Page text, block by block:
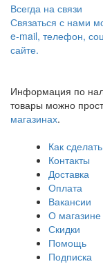
Всегда на связи
Связаться с нами
e-mail, телефон,
сайте.
Информация по
товары можно
магазинах.
Как
Контакты
Доставка
Оплата
Вакансии
О магазине
Скидки
Помощь
Подписка